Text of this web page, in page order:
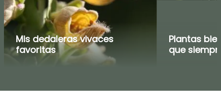
Mis dedaleras vivaces
favoritas
Plantas
que